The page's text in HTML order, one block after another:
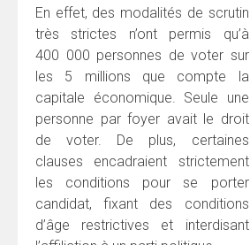
En effet, des modalités de scrutin
très strictes n’ont permis qu’à
400 000 personnes de voter sur
les 5 millions que compte la
capitale économique. Seule une
personne par foyer avait le droit
de voter. De plus, certaines
clauses encadraient strictement
les conditions pour se porter
candidat, fixant des conditions
d’âge restrictives et interdisant